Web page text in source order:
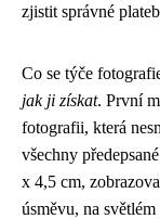
zjistit správné
Co se týče
jak ji získat. První
fotografii, která
všechny
x 4,5 cm,
úsměvu, na